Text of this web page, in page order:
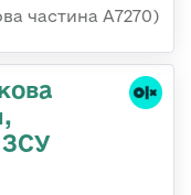
частина А7270)
ЗСУ